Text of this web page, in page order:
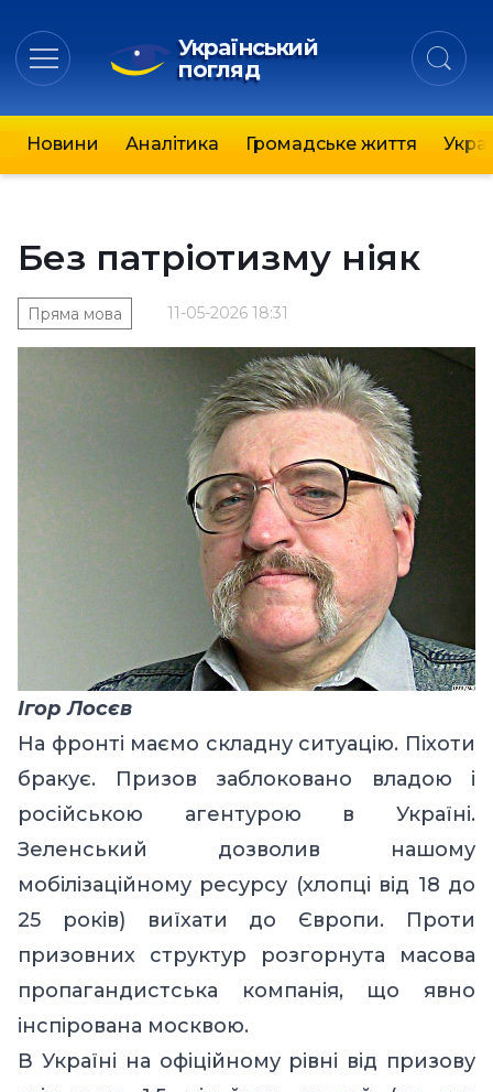
Український
погляд
Новини Аналітика Громадське життя
Без патріотизму ніяк
11-05-2026 18:31
Пряма мова
Ігор Лосєв
На фронті маємо складну ситуацію. Піхоти
бракує. Призов заблоковано владою і
російською агентурою в Україні.
Зеленський дозволив нашому
мобілізаційному ресурсу (хлопці від 18 до
25 років) виїхати до Європи. Проти
призовних структур розгорнута масова
пропагандистська компанія, що явно
інспірована москвою.
В Україні на офіційному рівні від призову